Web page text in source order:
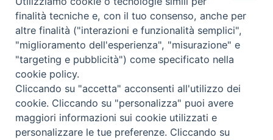
Diocesi di Melfi Rapolla Venosa
• Largo Duomo, 12 - 85025 MELFI (PZ) •
Tel. 0972238604
PEC ufficiale della Diocesi:
diocesi.melfi_rapolla_venosa@legalmail.it
finalità tecniche e, con il tuo consenso, anche per
altre finalità ("interazioni e funzionalità semplici",
"miglioramento dell'esperienza", "misurazione" e
"targeting e pubblicità") come specificato nella
cookie policy.
Cliccando su "accetta" acconsenti all'utilizzo dei
cookie. Cliccando su "personalizza" puoi avere
maggiori informazioni sui cookie utilizzati e
personalizzare le tue preferenze. Cliccando su